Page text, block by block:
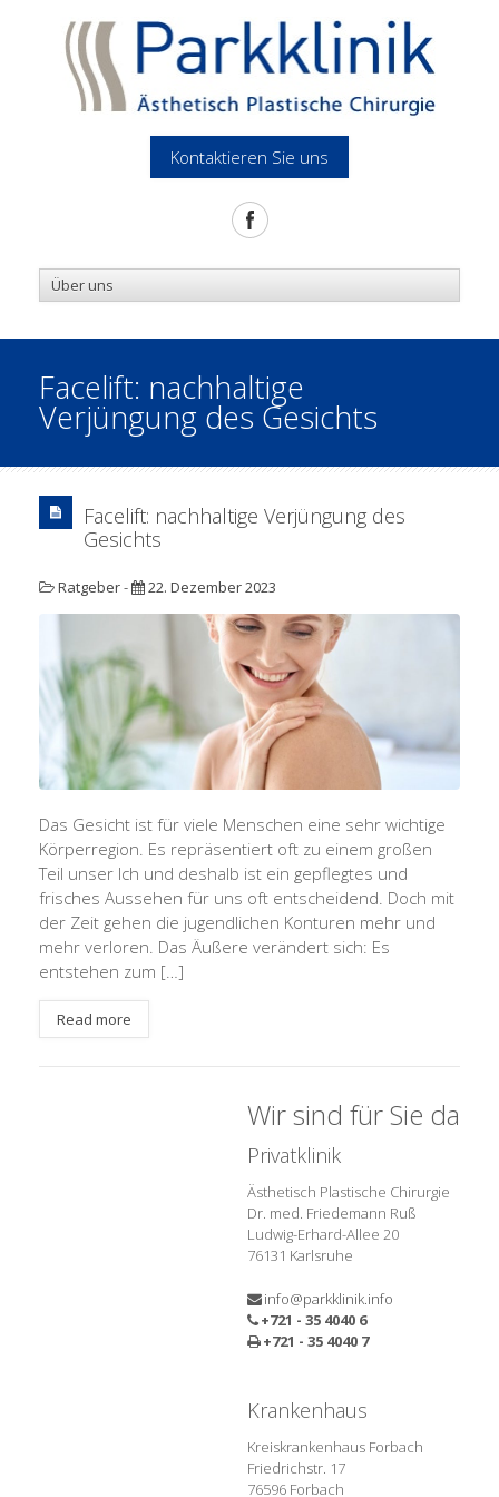
Kontaktieren Sie uns
Facelift: nachhaltige
Verjüngung des Gesichts
Facelift: nachhaltige Verjüngung des
Gesichts
Ratgeber- 22. Dezember 2023
Das Gesicht ist für viele Menschen eine sehr wichtige
Körperregion. Es repräsentiert oft zu einem großen
Teil unser Ich und deshalb ist ein gepflegtes und
frisches Aussehen für uns oft entscheidend. Doch mit
der Zeit gehen die jugendlichen Konturen mehr und
mehr verloren. Das Äußere verändert sich: Es
entstehen zum […]
Read more
Wir sind für Sie da
Privatklinik
Ästhetisch Plastische Chirurgie
Dr. med. Friedemann Ruß
Ludwig-Erhard-Allee 20
76131 Karlsruhe
info@parkklinik.info
+721 - 35 4040 6
+721 - 35 4040 7
Krankenhaus
Kreiskrankenhaus Forbach
Friedrichstr. 17
76596 Forbach